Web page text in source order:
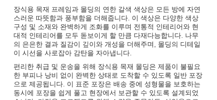
장식용 목재 프레임과 몰딩의 연한 갈색 색상은 모든 방에 자연
스러운 따뜻함과 풍부함을 더해줍니다. 이 색상은 다양한 색상
구성 및 소재와 완벽하게 조화를 이루며 전통적 인테리어와 현
대적 인테리어를 모두 돋보이게 할 만큼 다재다능합니다. 나무
의 은은한 결과 질감이 깊이와 개성을 더해주며, 몰딩의 디테일
이 시선을 사로잡아 감탄을 자아냅니다.
편리한 취급 및 운송을 위해 장식용 목재 몰딩은 제품이 불필요
한 부피나 낭비 없이 완벽한 상태로 도착할 수 있도록 일반 포장
으로 제공됩니다. 이 표준 포장은 배송 중에 성형물을 보호하는
동시에 포장을 쉽게 풀고 현장에서 보관할 수 있도록 설계되었